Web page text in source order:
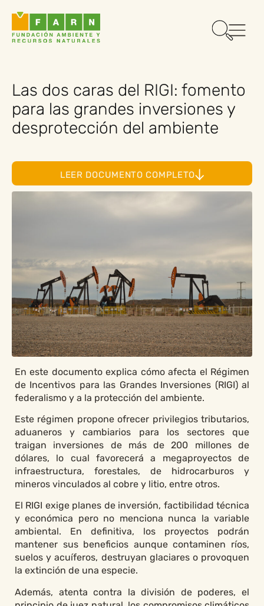
Las dos caras del RIGI: fomento
para las grandes inversiones y
desprotección del ambiente
LEER DOCUMENTO COMPLETO
En este documento explica cómo afecta el Régimen
de Incentivos para las Grandes Inversiones (RIGI) al
federalismo y a la protección del ambiente.
Este régimen propone ofrecer privilegios tributarios,
aduaneros y cambiarios para los sectores que
traigan inversiones de más de 200 millones de
dólares, lo cual favorecerá a megaproyectos de
infraestructura, forestales, de hidrocarburos y
mineros vinculados al cobre y litio, entre otros.
El RIGI exige planes de inversión, factibilidad técnica
y económica pero no menciona nunca la variable
ambiental. En definitiva, los proyectos podrán
mantener sus beneficios aunque contaminen ríos,
suelos y acuíferos, destruyan glaciares o provoquen
la extinción de una especie.
Además, atenta contra la división de poderes, el